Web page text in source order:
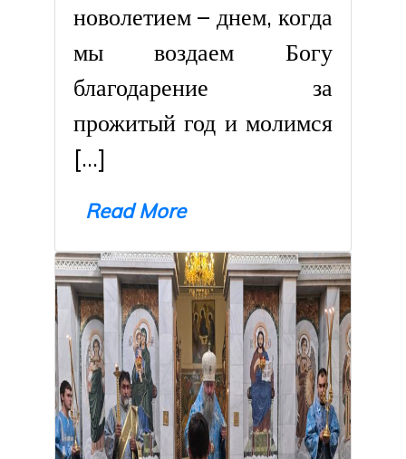
новолетием – днем, когда
мы воздаем Богу
благодарение за
прожитый год и молимся
[…]
Read More